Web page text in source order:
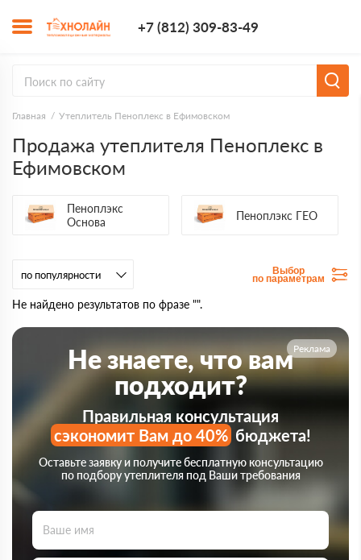
+7 (812) 309-83-49
Главная Утеплитель Пеноплекс в Ефимовском
Продажа утеплителя Пеноплекс в
Ефимовском
Пеноплэкс
Основа
Пеноплэкс ГЕО
Выбор
по параметрам
Не найдено результатов по фразе "".
Реклама
Не знаете, что вам
подходит?
Правильная консультация
сэкономит Вам до 40%бюджета!
Оставьте заявку и получите бесплатную консультацию
по подбору утеплителя под Ваши требования